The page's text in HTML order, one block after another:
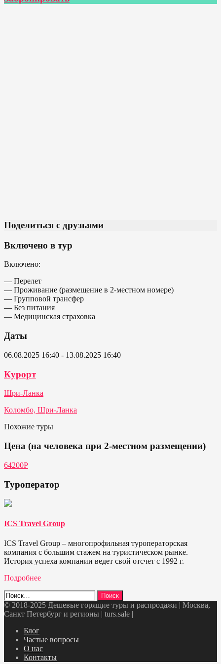
Поделиться с друзьями
Включено в тур
Включено:
— Перелет
— Проживание (размещение в 2-местном номере)
— Групповой трансфер
— Без питания
— Медицинская страховка
Даты
06.08.2025 16:40 - 13.08.2025 16:40
Курорт
Шри-Ланка
Коломбо, Шри-Ланка
Похожие туры
Цена (на человека при 2-местном размещении)
64200P
Туроператор
ICS Travel Group
ICS Travel Group – многопрофильная туроператорская
компания с большим стажем на туристическом рынке.
История успеха компании ведет свой отсчет с 1992 г.
Подробнее
Найти:
© 2018-2025 Дешевые горящие туры и распродажи | Москва,
Санкт Петербург и регионы | turs.sale |
Блог
Частые вопросы
О нас
Контакты